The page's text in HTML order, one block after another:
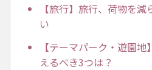
【旅行】旅行、荷物を
い
【テーマパーク・遊園
えるべき3つは？